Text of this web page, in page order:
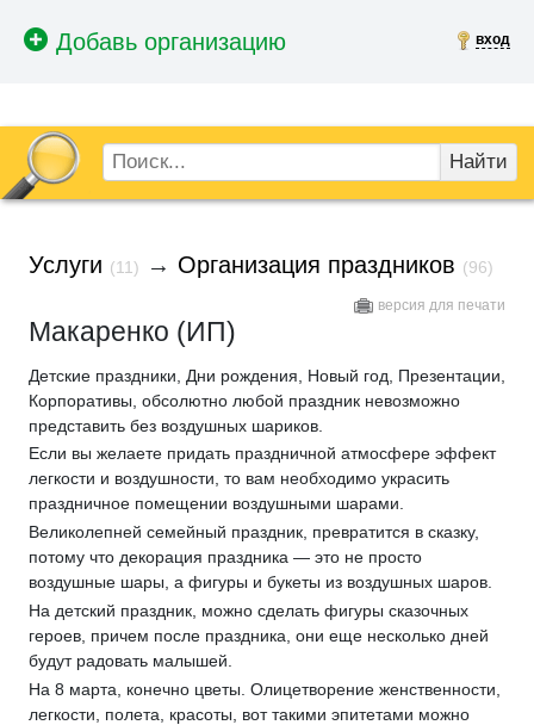
вход
Найти
Услуги (11) → Организация праздников (96)
версия для печати
Макаренко (ИП)
Детские праздники, Дни рождения, Новый год, Презентации,
Корпоративы, обсолютно любой праздник невозможно
представить без воздушных шариков.
Если вы желаете придать праздничной атмосфере эффект
легкости и воздушности, то вам необходимо украсить
праздничное помещении воздушными шарами.
Великолепней семейный праздник, превратится в сказку,
потому что декорация праздника — это не просто
воздушные шары, а фигуры и букеты из воздушных шаров.
На детский праздник, можно сделать фигуры сказочных
героев, причем после праздника, они еще несколько дней
будут радовать малышей.
На 8 марта, конечно цветы. Олицетворение женственности,
легкости, полета, красоты, вот такими эпитетами можно